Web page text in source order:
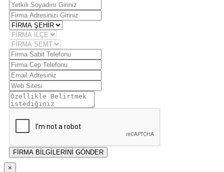
FİRMA BİLGİLERİNİ GÖNDER
×